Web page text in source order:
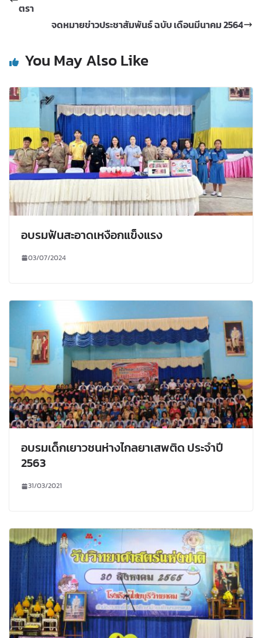
ตรา
จดหมายข่าวประชาสัมพันธ์ ฉบับ เดือนมีนาคม 2564
You May Also Like
อบรมฟันสะอาดเหงือกแข็งแรง
03/07/2024
อบรมเด็กเยาวชนห่างไกลยาเสพติด ประจำปี
2563
31/03/2021